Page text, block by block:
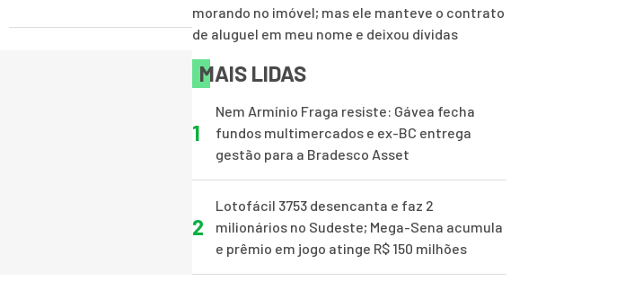
morando no imóvel; mas ele manteve o contrato
de aluguel em meu nome e deixou dívidas
MAIS LIDAS
1
Nem Armínio Fraga resiste: Gávea fecha
fundos multimercados e ex-BC entrega
gestão para a Bradesco Asset
2
Lotofácil 3753 desencanta e faz 2
milionários no Sudeste; Mega-Sena acumula
e prêmio em jogo atinge R$ 150 milhões